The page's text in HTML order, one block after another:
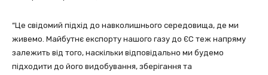
“Це свідомий підхід до навколишнього середовища, де ми
живемо. Майбутнє експорту нашого газу до ЄС теж напряму
залежить від того, наскільки відповідально ми будемо
підходити до його видобування, зберігання та